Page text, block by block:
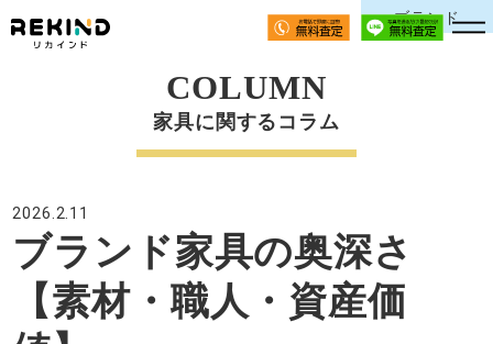
COLUMN
家具に関するコラム
2026.2.11
ブランド家具の奥深さ
【素材・職人・資産価
ブランド